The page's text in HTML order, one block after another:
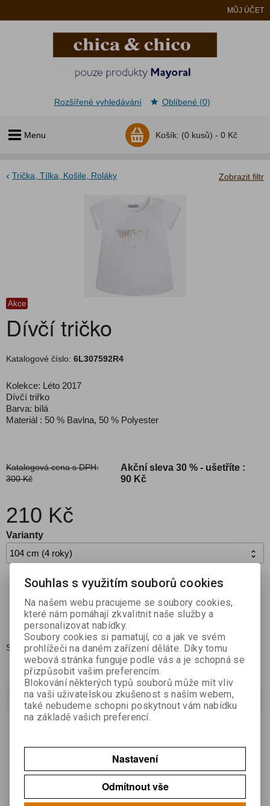
MŮJ ÚČET
Menu Košík: (0 kusů) - 0 Kč
Rozšířené vyhledávání Oblíbené (0)
Zobrazit filtr
Trička, Tílka, Košile, Roláky
Akce
Dívčí tričko
Katalogové číslo: 6L307592R4
Kolekce: Léto 2017
Dívčí triřko
Barva: bílá
Materiál : 50 % Bavlna, 50 % Polyester
Katalogová cena s DPH:
300 Kč
Akční sleva 30 % - ušetříte :
90 Kč
210 Kč
Varianty

ks Koupit
Přidat do oblíbených
Skladem:1 ks
Dotaz na výrobek
Váš dotaz *
Souhlas s využitím souborů cookies
Na našem webu pracujeme se soubory cookies,
které nám pomáhají zkvalitnit naše služby a
personalizovat nabídky.
Soubory cookies si pamatují, co a jak ve svém
prohlížeči na daném zařízení děláte. Díky tomu
webová stránka funguje podle vás a je schopná se
přizpůsobit vašim preferencím.
Blokování některých typů souborů může mít vliv
na vaši uživatelskou zkušenost s naším webem,
také nebudeme schopni poskytnout vám nabídku
na základě vašich preferencí.
Nastavení
Odmítnout vše